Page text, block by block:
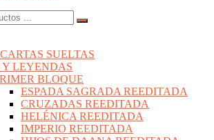
SUELTAS
Y LEYENDAS
BLOQUE
ESPADA SAGRADA REEDITADA
CRUZADAS REEDITADA
HELÉNICA REEDITADA
IMPERIO REEDITADA